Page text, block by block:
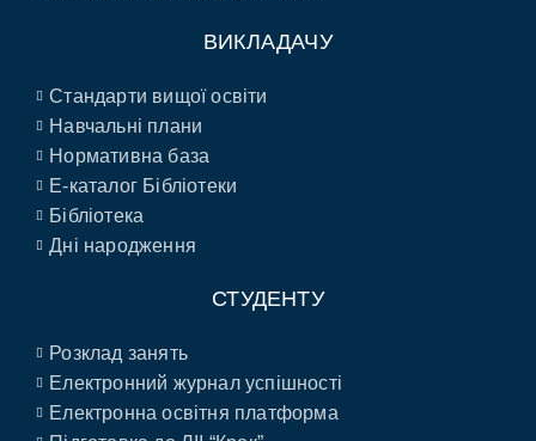
ВИКЛАДАЧУ
Стандарти вищої освіти
Навчальні плани
Нормативна база
E-каталог Бібліотеки
Бібліотека
Дні народження
СТУДЕНТУ
Розклад занять
Електронний журнал успішності
Електронна освітня платформа